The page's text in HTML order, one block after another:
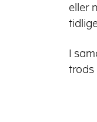
eller
I
trods